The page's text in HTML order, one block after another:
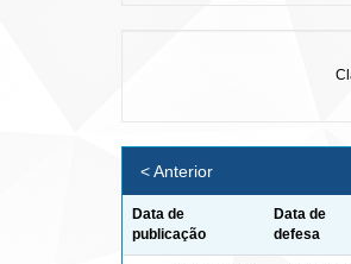
< Anterior
Data de
publicação
Data de
defesa